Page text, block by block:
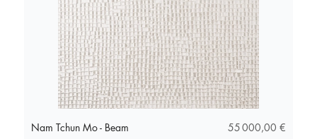
Nam Tchun Mo - Beam Prix
55 000,00 €